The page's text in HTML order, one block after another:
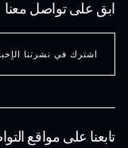
تابعنا على مواقع
ابق على تواصل معنا
اشترك في نشرتنا